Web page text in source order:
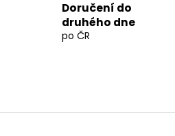
Doručení do
druhého dne
po ČR